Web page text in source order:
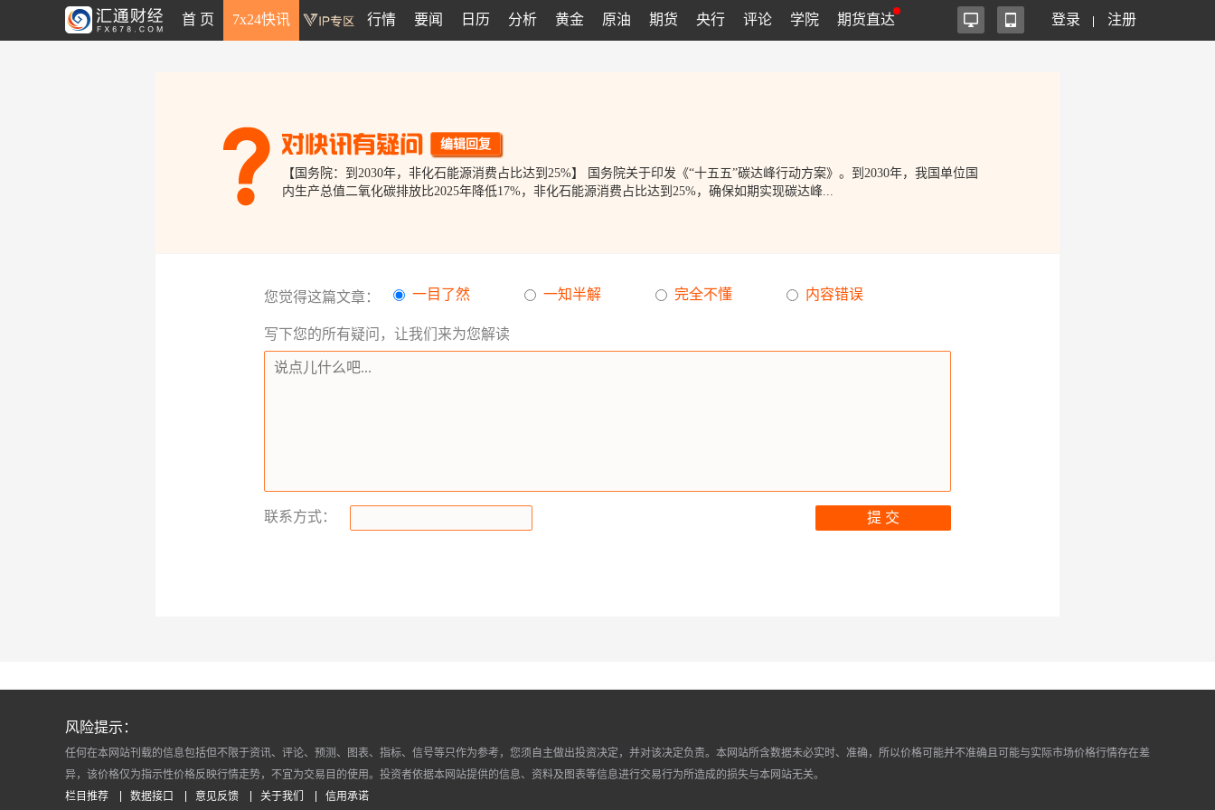
首 页 7x24快讯 行情 要闻 日历 分析 黄金 原油 期货 央行 评论 学院 期货直达 登录 注册
【国务院：到2030年，非化石能源消费占比达到25%】 国务院关于印发《“十五五”碳达峰行动方案》。到2030年，我国单位国
内生产总值二氧化碳排放比2025年降低17%，非化石能源消费占比达到25%，确保如期实现碳达峰...
编辑回复
您觉得这篇文章： 一目了然 一知半解 完全不懂 内容错误
写下您的所有疑问，让我们来为您解读
联系方式： 提 交
风险提示：
任何在本网站刊载的信息包括但不限于资讯、评论、预测、图表、指标、信号等只作为参考，您须自主做出投资决定，并对该决定负责。本网站所含数据未必实时、准确，所以价格可能并不准确且可能与实际市场价格行情存在差
异，该价格仅为指示性价格反映行情走势，不宜为交易目的使用。投资者依据本网站提供的信息、资料及图表等信息进行交易行为所造成的损失与本网站无关。
栏目推荐
数据接口 意见反馈 关于我们 信用承诺